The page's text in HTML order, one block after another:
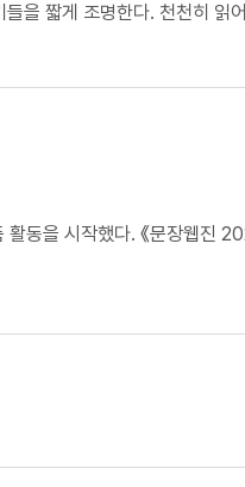
을 짧게 조명한다. 천천히 읽어